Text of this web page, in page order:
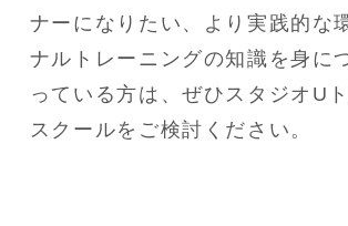
ナーになりたい、より実践的な
ナルトレーニングの知識を身に
っている方は、ぜひスタジオU
スクールをご検討ください。